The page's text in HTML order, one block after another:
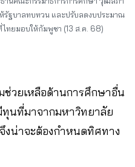
รัฐบาลทบทวน และปรับลดงบประมาณ
ไทยมอบให้กัมพูชา (13 ส.ค. 68)
วยเหลือด้านการศึกษาอื่น
ทุนที่มาจากมหาวิทยาลัย
งน่าจะต้องกำหนดทิศทาง